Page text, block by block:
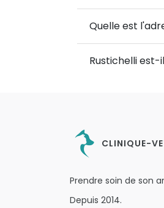
Quelle est
Rustichelli est-
CLINIQUE-
Prendre soin de son
Depuis 2014.